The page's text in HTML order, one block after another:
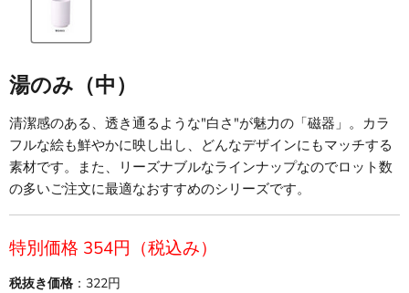
湯のみ（中）
清潔感のある、透き通るような"白さ"が魅力の「磁器」。カラ
フルな絵も鮮やかに映し出し、どんなデザインにもマッチする
素材です。また、リーズナブルなラインナップなのでロット数
の多いご注文に最適なおすすめのシリーズです。
現在の価格
特別価格 354円（税込み）
税抜き価格 ：322円